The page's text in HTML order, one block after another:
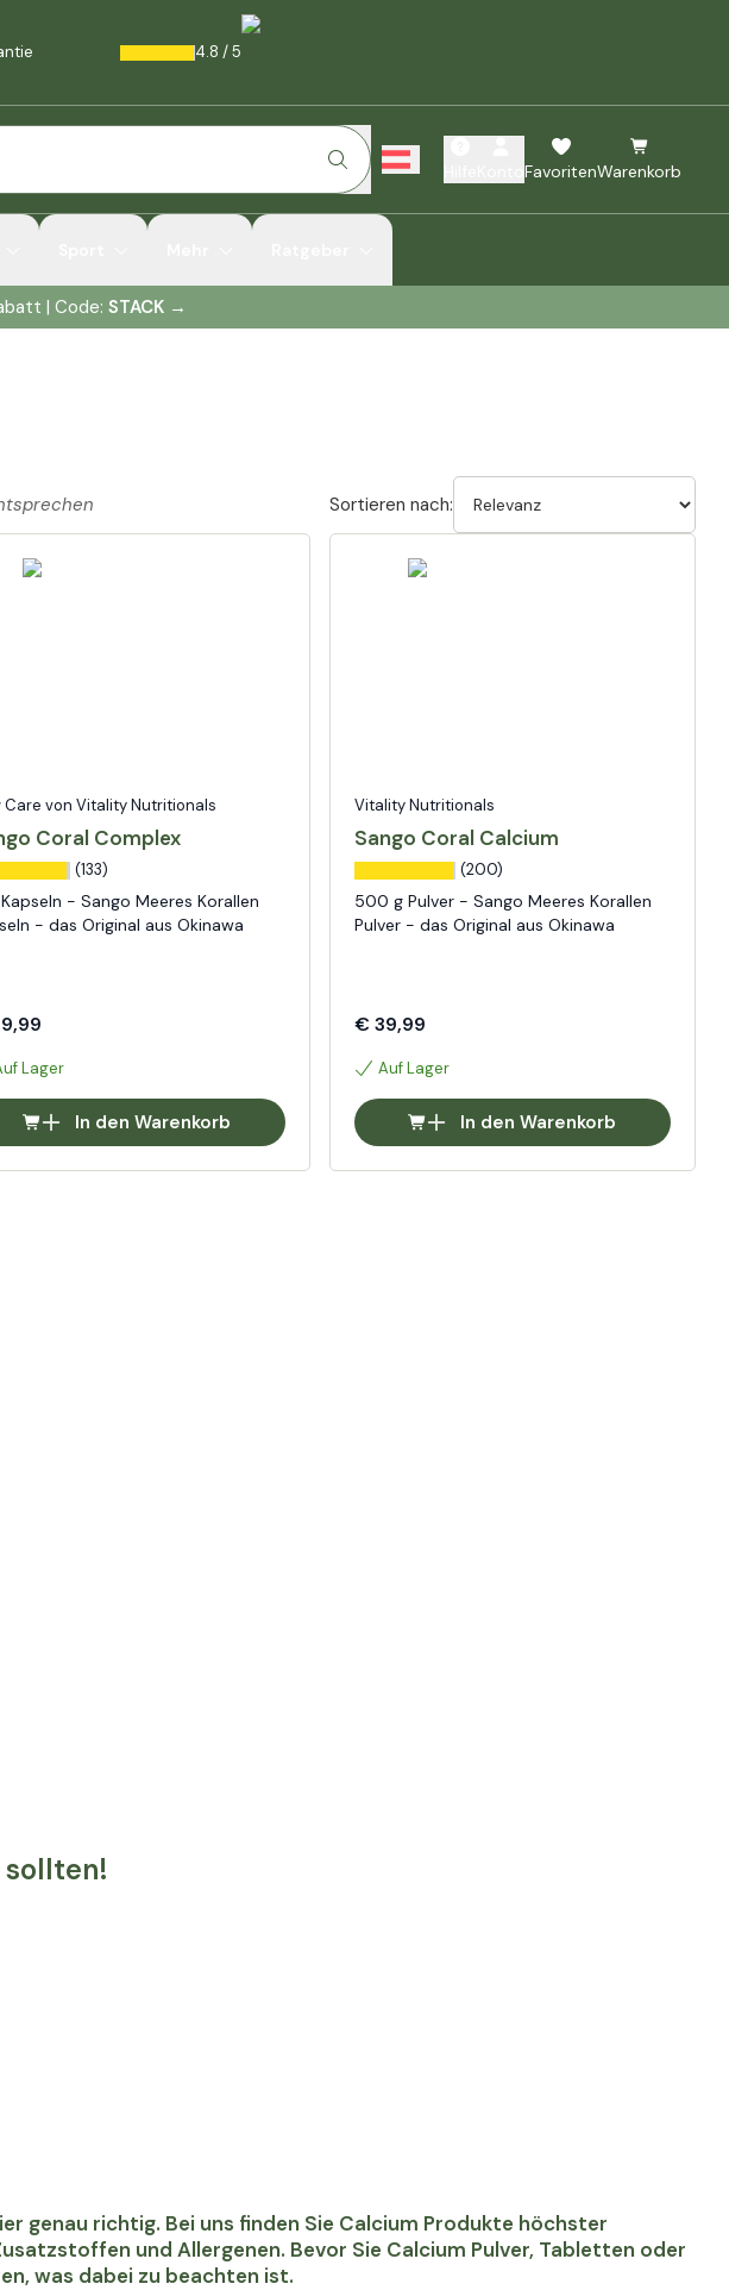
4.8 /5
FavoritenWarenkorb
| Code: STACK →
Sortieren nach:
Care von Vitality Nutritionals
Coral Complex
(133)
- Sango Meeres Korallen
- das Original aus Okinawa
Lager
In den Warenkorb
Vitality Nutritionals
Sango Coral Calcium
(200)
500 g Pulver - Sango Meeres Korallen
Pulver - das Original aus Okinawa
€ 39,99
Auf Lager
In den Warenkorb
sollten!
genau richtig. Bei uns finden Sie Calcium Produkte höchster
und Allergenen. Bevor Sie Calcium Pulver, Tabletten oder
was dabei zu beachten ist.